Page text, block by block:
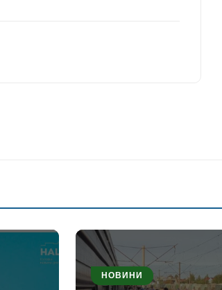
НОВИНИ